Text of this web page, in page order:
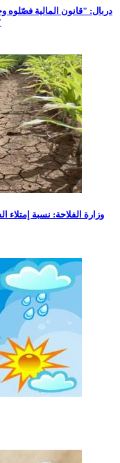
دربال: "قانون المالية فصّلوه
رئاسية